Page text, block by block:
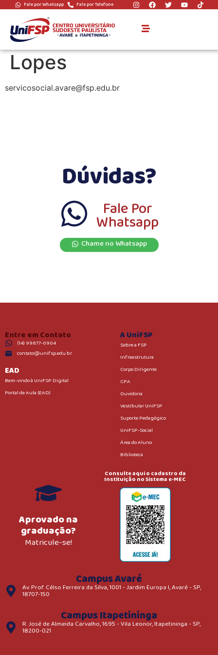
Fale por Whatsapp Fale por Telefone
coordenador:
Tatiane Granatto
Lopes
servicosocial.avare@fsp.edu.br
Dúvidas?
Fale Por
Whatsapp
Chame no Whatsapp
Entre em Contato
(14) 99877-0904
contato@unifsp.edu.br
EAD
Bem-vindo à UniFSP Digital
Portal de Aula (EAD)
A UniFSP
Sobre a FSP
Infraestrutura
Corpo Dirigente
CPA
Ouvidoria
Vestibular UniFSP
Suporte Pedagógico
UniFSP-Social
Área do Aluno
Biblioteca
Aprovado na
graduação?
Matricule-se!
Consulte aqui o cadastro da
Instituição no Sistema e-MEC
Campus Avaré
Av. Prof. Célso Ferreira da Silva, 1001 - Jardim Europa I, Avaré - SP,
18707-150
Campus Itapetininga
R. José de Almeida Carvalho, 1695 - Vila Leonor, Itapetininga - SP,
18200-021